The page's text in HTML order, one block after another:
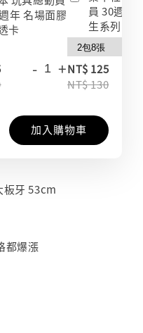
年 名場面膠
卡
- +
員 30週年
生系列 收
NT$ 125
NT$ 130
加入購物車
板牙 53cm
都爆漲